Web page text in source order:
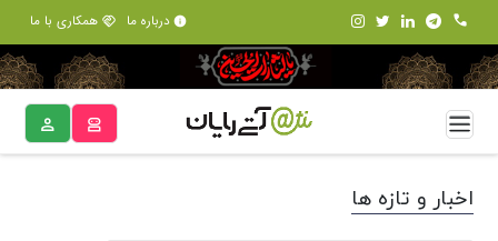
درباره ما همکاری با ما
اخبار و تازه ها